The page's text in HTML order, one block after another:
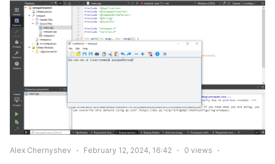
Alex Chernyshev February 12, 2024, 16:42 0 views